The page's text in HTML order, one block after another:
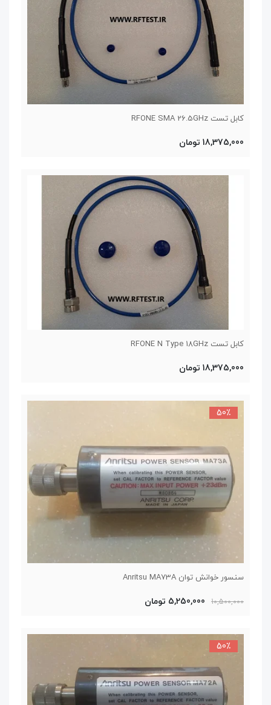
کابل تست RFONE SMA 26.5GHz
18,375,000 تومان
کابل تست RFONE N Type 18GHz
18,375,000 تومان
سنسور خوانش توان Anritsu MA73A
50٪
10,500,000 5,250,000 تومان
50٪